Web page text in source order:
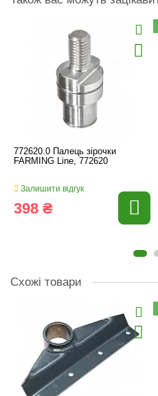
772620.0 Палець зірочки
FARMING Line, 772620
Залишити відгук
398 ₴
Схожі товари